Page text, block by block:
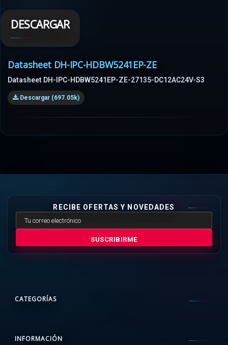
DESCARGAR
Datasheet DH-IPC-HDBW5241EP-ZE
Datasheet DH-IPC-HDBW5241EP-ZE-27135-DC12AC24V-S3
Descargar (697.05k)
RECIBE OFERTAS Y NOVEDADES
SUSCRIBIRME
CATEGORÍAS
INFORMACIÓN